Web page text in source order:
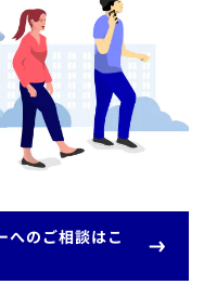
へのご相談はこ